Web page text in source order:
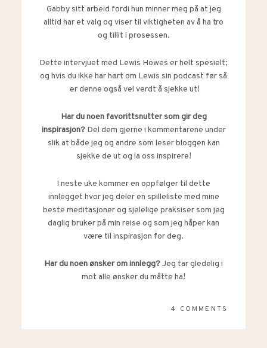
Gabby sitt arbeid fordi hun minner meg på at jeg
alltid har et valg og viser til viktigheten av å ha tro
og tillit i prosessen.
Dette intervjuet med Lewis Howes er helt spesielt;
og hvis du ikke har hørt om Lewis sin podcast før så
er denne også vel verdt å sjekke ut!
Har du noen favorittsnutter som gir deg
inspirasjon?Del dem gjerne i kommentarene under
slik at både jeg og andre som leser bloggen kan
sjekke de ut og la oss inspirere!
I neste uke kommer en oppfølger til dette
innlegget hvor jeg deler en spilleliste med mine
beste meditasjoner og sjelelige praksiser som jeg
daglig bruker på min reise og som jeg håper kan
være til inspirasjon for deg.
Har du noen ønsker om innlegg?Jeg tar gledelig i
mot alle ønsker du måtte ha!
4 COMMENTS